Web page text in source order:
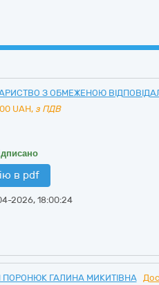
З ОБМЕЖЕНОЮ
UAH, з ПДВ
в pdf
2026, 18:00:24
ГАЛИНА МИКИТІВНА